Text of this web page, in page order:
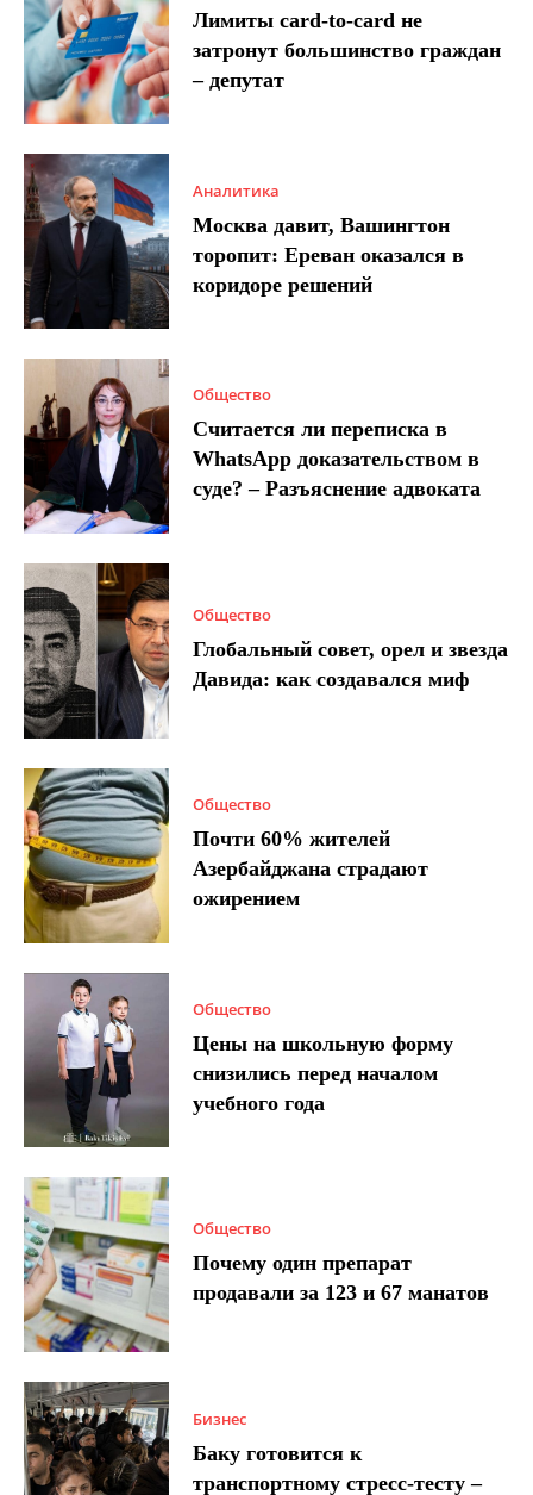
Лимиты card-to-card не
затронут большинство граждан
– депутат
Аналитика
Москва давит, Вашингтон
торопит: Ереван оказался в
коридоре решений
Общество
Считается ли переписка в
WhatsApp доказательством в
суде? – Разъяснение адвоката
Общество
Глобальный совет, орел и звезда
Давида: как создавался миф
Общество
Почти 60% жителей
Азербайджана страдают
ожирением
Общество
Цены на школьную форму
снизились перед началом
учебного года
Общество
Почему один препарат
продавали за 123 и 67 манатов
Бизнес
Баку готовится к
транспортному стресс-тесту –